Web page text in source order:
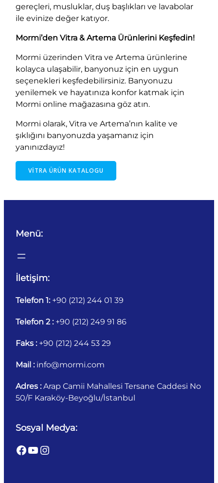
gereçleri, musluklar, duş başlıkları ve lavabolar
ile evinize değer katıyor.
Mormi’den Vitra & Artema Ürünlerini Keşfedin!
Mormi üzerinden Vitra ve Artema ürünlerine
kolayca ulaşabilir, banyonuz için en uygun
seçenekleri keşfedebilirsiniz. Banyonuzu
yenilemek ve hayatınıza konfor katmak için
Mormi online mağazasına göz atın.
Mormi olarak, Vitra ve Artema’nın kalite ve
şıklığını banyonuzda yaşamanız için
yanınızdayız!
VITRA ÜRÜN KATALOGU
Menü:
İletişim:
Telefon 1:+90 (212) 244 01 39
Telefon 2 : +90 (212) 249 91 86
Faks :+90 (212) 244 53 29
Mail : info@mormi.com
Adres :Arap Camii Mahallesi Tersane Caddesi No
50/F Karaköy-Beyoğlu/İstanbul
Sosyal Medya:
Facebook YouTube Instagram